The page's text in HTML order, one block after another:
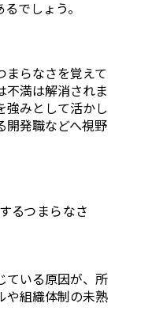
でしょう。
まらなさを覚えて
不満は解消されま
強みとして活かし
開発職などへ視野
るつまらなさ
ている原因が、所
や組織体制の未熟